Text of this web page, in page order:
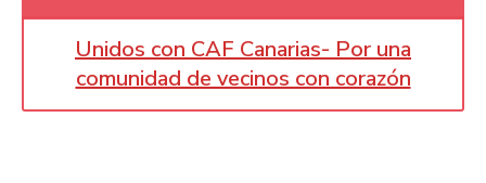
Unidos con CAF Canarias- Por una
comunidad de vecinos con corazón